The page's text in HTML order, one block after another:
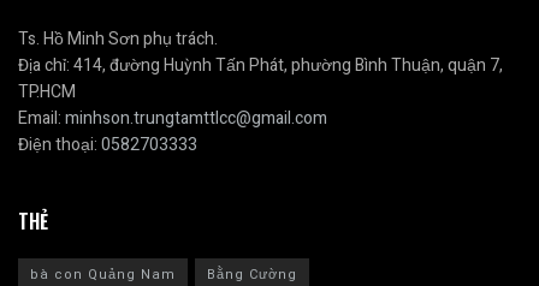
Ts. Hồ Minh Sơn phụ trách.
Địa chỉ: 414, đường Huỳnh Tấn Phát, phường Bình Thuận, quận 7,
TP.HCM
Email:minhson.trungtamttlcc@gmail.com
Điện thoại:0582703333
THẺ
bà con Quảng Nam
Bằng Cường